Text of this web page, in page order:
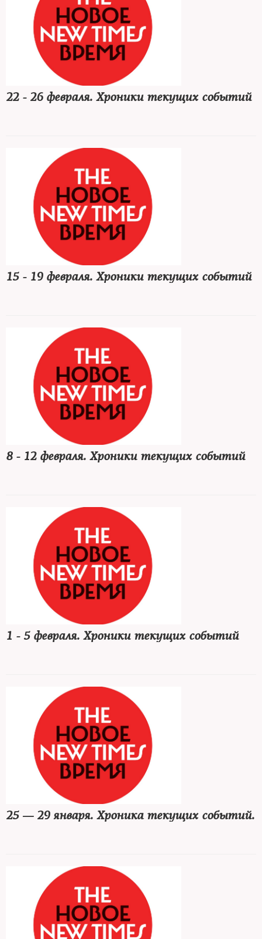
22 - 26 февраля. Хроники текущих событий
15 - 19 февраля. Хроники текущих событий
8 - 12 февраля. Хроники текущих событий
1 - 5 февраля. Хроники текущих событий
25 — 29 января. Хроника текущих событий.